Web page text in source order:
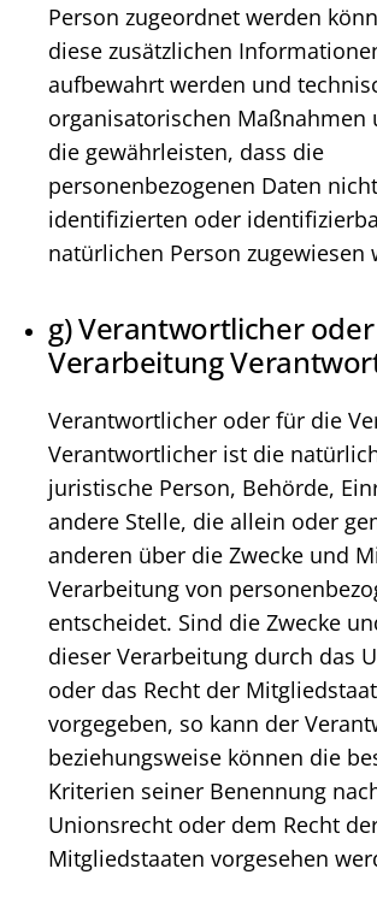
Person zugeordnet werden
diese zusätzlichen
aufbewahrt werden und
organisatorischen Maßnahmen
die gewährleisten, dass die
personenbezogenen Daten
identifizierten oder
natürlichen Person zugewiesen
g) Verantwortlicher
Verarbeitung
Verantwortlicher oder für die
Verantwortlicher ist die
juristische Person, Behörde,
andere Stelle, die allein oder
anderen über die Zwecke und
Verarbeitung von
entscheidet. Sind die Zwecke
dieser Verarbeitung durch das
oder das Recht der
vorgegeben, so kann der
beziehungsweise können die
Kriterien seiner Benennung
Unionsrecht oder dem Recht
Mitgliedstaaten vorgesehen